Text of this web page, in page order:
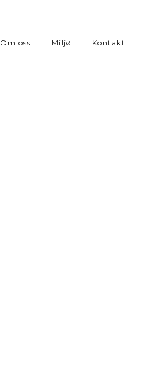
Om oss Miljø Kontakt